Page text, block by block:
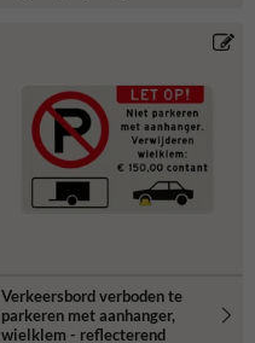
Verkeersbord verboden te
parkeren met aanhanger,
wielklem - reflecterend